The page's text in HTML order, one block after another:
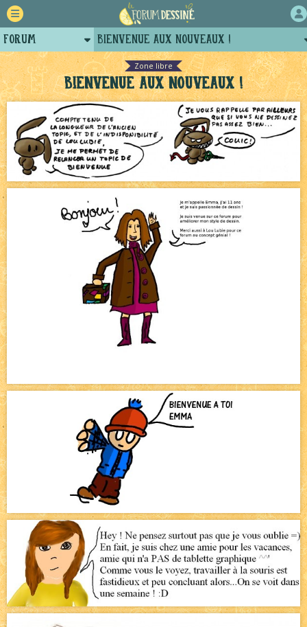
Zone libre
Bienvenue aux nouveaux !
Forum
Retour
Auteurs
Projets
Tutoriels
Bienvenue aux nouveaux !
Bavardages
NEW
Le Jeu du Trône New Romance – 19h NEW
Le Jeu du Trône New Romance – Généalogie NEW
Le Château Noir - Coulisses NEW
Échecs NEW
Le Jeu du Trône – Fanarts NEW
Décors et coulisses NEW
Pique-nique d'été
Canapé rose
Tomodachi loves - part.2
Bienvenue aux nouvell.eaux !
Bazar